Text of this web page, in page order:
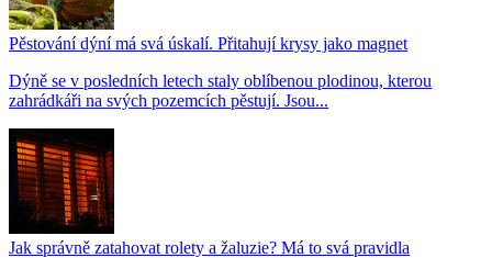
Pěstování dýní má svá úskalí. Přitahují krysy jako magnet
Dýně se v posledních letech staly oblíbenou plodinou, kterou
zahrádkáři na svých pozemcích pěstují. Jsou...
Jak správně zatahovat rolety a žaluzie? Má to svá pravidla